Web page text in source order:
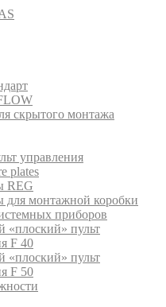
скрытого монтажа
управления
plates
REG
для монтажной коробки
приборов
«плоский» пульт
F 40
«плоский» пульт
F 50